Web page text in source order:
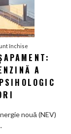
din
nou
după
și
pedală
de
ambreiaj
închise
Decor
de
marketing
A
nouă (NEV)